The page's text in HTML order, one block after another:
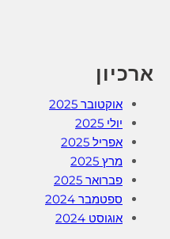
ארכיון
אוקטובר 2025
יולי 2025
אפריל 2025
מרץ 2025
פברואר 2025
ספטמבר 2024
אוגוסט 2024